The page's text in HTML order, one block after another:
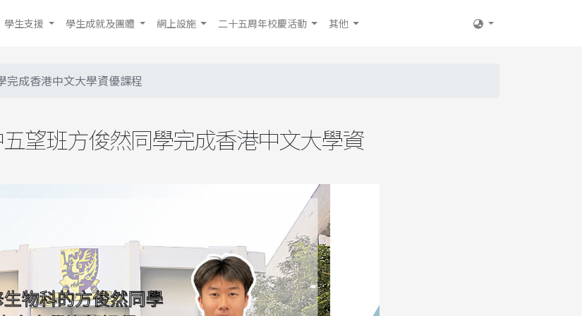
學生支援 學生成就及團體 網上設施 二十五周年校慶活動 其他
完成香港中文大學資優課程
望班方俊然同學完成香港中文大學資